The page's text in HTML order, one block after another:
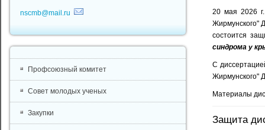
20 мая 2026
Жирмунского"
состоится
синдрома у
С
Жирмунского"
Материалы
Защита
nscmb@mail.ru
Профсоюзный комитет
Совет молодых ученых
Закупки